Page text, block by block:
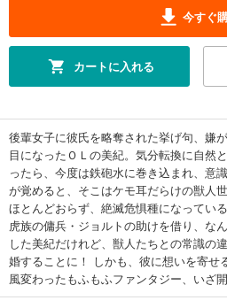
今すぐ
カートに入れる
後輩女子に彼氏を略奪された挙げ句、嫌
目になったＯＬの美紀。気分転換に自然
ったら、今度は鉄砲水に巻き込まれ、
が覚めると、そこはケモ耳だらけの獣人
ほとんどおらず、絶滅危惧種になってい
虎族の傭兵・ジョルトの助けを借り、な
した美紀だけれど、獣人たちとの常識の
婚することに！ しかも、彼に想いを寄
風変わったもふもふファンタジー、いざ